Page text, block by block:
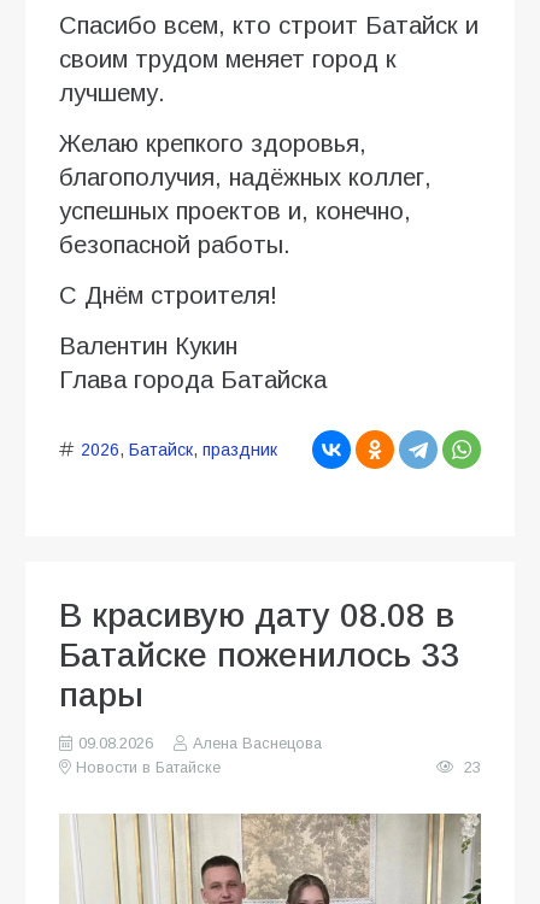
Спасибо всем, кто строит Батайск и
своим трудом меняет город к
лучшему.
Желаю крепкого здоровья,
благополучия, надёжных коллег,
успешных проектов и, конечно,
безопасной работы.
С Днём строителя!
Валентин Кукин
Глава города Батайска
2026, Батайск, праздник
В красивую дату 08.08 в
Батайске поженилось 33
пары
09.08.2026
Алена Васнецова
Новости в Батайске
23